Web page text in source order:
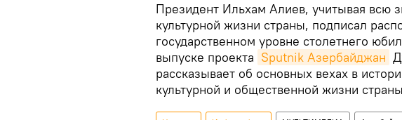
Президент Ильхам Алиев, учитывая всю
культурной жизни страны, подписал
государственном уровне столетнего
выпуске проекта Sputnik Азербайджан
рассказывает об основных вехах в
культурной и общественной жизни